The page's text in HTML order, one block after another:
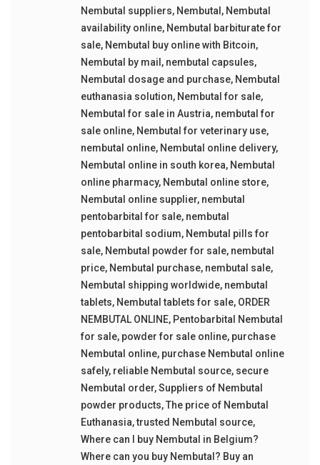
Nembutal suppliers, Nembutal , Nembutal
availability online, Nembutal barbiturate for
sale, Nembutal buy online with Bitcoin,
Nembutal by mail , nembutal capsules,
Nembutal dosage and purchase, Nembutal
euthanasia solution, Nembutal for sale,
Nembutal for sale in Austria, nembutal for
sale online, Nembutal for veterinary use,
nembutal online, Nembutal online delivery,
Nembutal online in south korea, Nembutal
online pharmacy, Nembutal online store,
Nembutal online supplier, nembutal
pentobarbital for sale, nembutal
pentobarbital sodium, Nembutal pills for
sale, Nembutal powder for sale, nembutal
price, Nembutal purchase, nembutal sale,
Nembutal shipping worldwide, nembutal
tablets, Nembutal tablets for sale, ORDER
NEMBUTAL ONLINE, Pentobarbital Nembutal
for sale, powder for sale online, purchase
Nembutal online, purchase Nembutal online
safely, reliable Nembutal source, secure
Nembutal order,Suppliers of Nembutal
powder products,The price of Nembutal
Euthanasia,trusted Nembutal source,
Where can I buy Nembutal in Belgium?
Where can you buy Nembutal? Buy an